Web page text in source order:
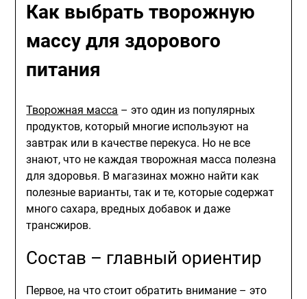
Как выбрать творожную
массу для здорового
питания
Творожная масса – это один из популярных
продуктов, который многие используют на
завтрак или в качестве перекуса. Но не все
знают, что не каждая творожная масса полезна
для здоровья. В магазинах можно найти как
полезные варианты, так и те, которые содержат
много сахара, вредных добавок и даже
трансжиров.
Состав – главный ориентир
Первое, на что стоит обратить внимание – это